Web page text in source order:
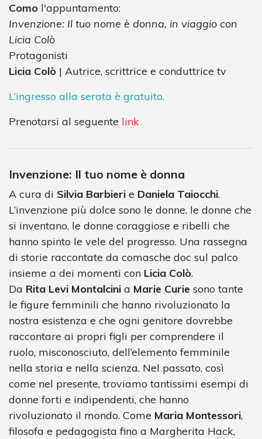
Como l'appuntamento:
Invenzione: Il tuo nome è donna, in viaggio con
Licia Colò
Protagonisti
Licia Colò | Autrice, scrittrice e conduttrice tv
L’ingresso alla serata è gratuito.
Prenotarsi al seguente link
Invenzione: Il tuo nome è donna
A cura di Silvia Barbieri e Daniela Taiocchi.
L’invenzione più dolce sono le donne, le donne che
si inventano, le donne coraggiose e ribelli che
hanno spinto le vele del progresso. Una rassegna
di storie raccontate da comasche doc sul palco
insieme a dei momenti con Licia Colò.
Da Rita Levi Montalcini a Marie Curie sono tante
le figure femminili che hanno rivoluzionato la
nostra esistenza e che ogni genitore dovrebbe
raccontare ai propri figli per comprendere il
ruolo, misconosciuto, dell’elemento femminile
nella storia e nella scienza. Nel passato, così
come nel presente, troviamo tantissimi esempi di
donne forti e indipendenti, che hanno
rivoluzionato il mondo. Come Maria Montessori,
filosofa e pedagogista fino a Margherita Hack,